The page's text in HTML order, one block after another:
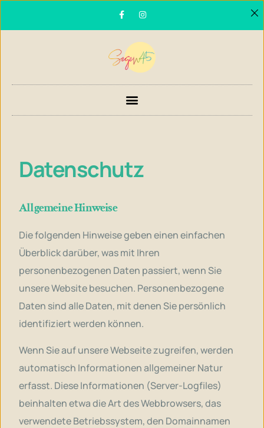
Datenschutz
Allgemeine Hinweise
Die folgenden Hinweise geben einen einfachen
Überblick darüber, was mit Ihren
personenbezogenen Daten passiert, wenn Sie
unsere Website besuchen. Personenbezogene
Daten sind alle Daten, mit denen Sie persönlich
identifiziert werden können.
Wenn Sie auf unsere Webseite zugreifen, werden
automatisch Informationen allgemeiner Natur
erfasst. Diese Informationen (Server-Logfiles)
beinhalten etwa die Art des Webbrowsers, das
verwendete Betriebssystem, den Domainnamen